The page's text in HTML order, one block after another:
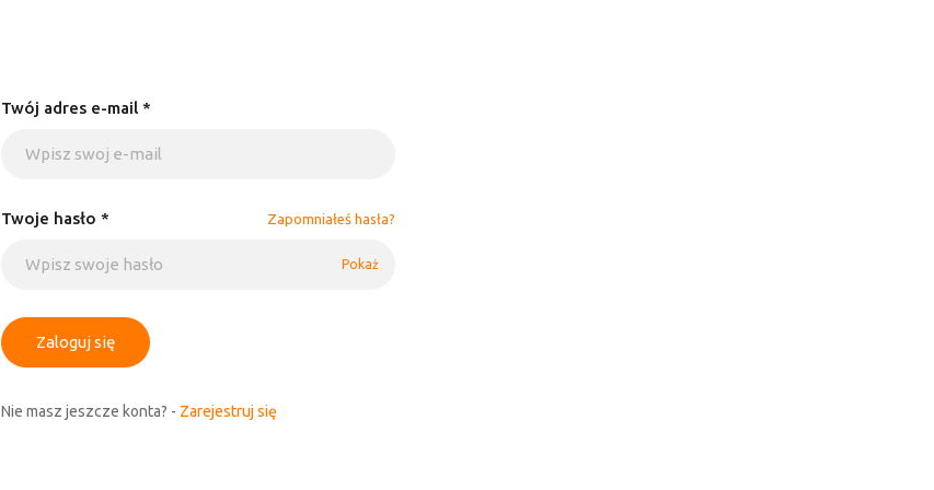
Twój adres e-mail *
Twoje hasło * Zapomniałeś hasła?
Pokaż
Zaloguj się
Nie masz jeszcze konta? - Zarejestruj się